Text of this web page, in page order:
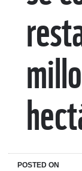
POSTED ON